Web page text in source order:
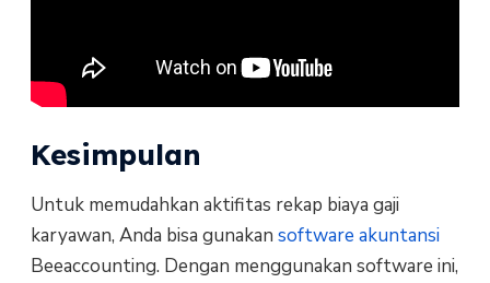
Kesimpulan
Untuk memudahkan aktifitas rekap biaya gaji
karyawan, Anda bisa gunakan software akuntansi
Beeaccounting. Dengan menggunakan software ini,